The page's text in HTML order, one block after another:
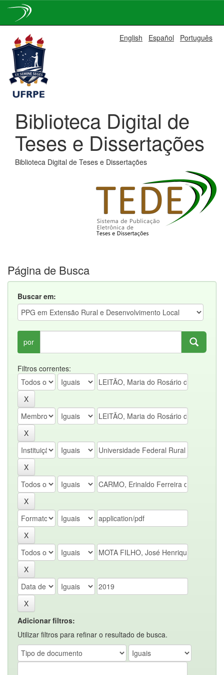
navigation
English Español Português
Biblioteca Digital de
Teses e Dissertações
Biblioteca Digital de Teses e Dissertações
Página de Busca
Buscar em:
por
Filtros correntes:
Adicionar filtros:
Utilizar filtros para refinar o resultado de busca.